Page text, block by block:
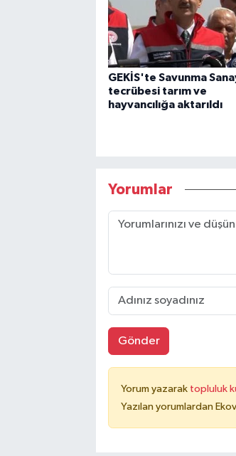
GEKİS'te Savunma
tecrübesi tarım ve
hayvancılığa aktarıldı
Yorumlar
Gönder
Yorum yazarak topluluk
Yazılan yorumlardan